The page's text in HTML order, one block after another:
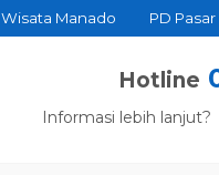
Wisata Manado PD
Hotline
Informasi lebih lanjut?